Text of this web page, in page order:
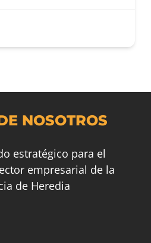
NOSOTROS
estratégico para el
empresarial de la
de Heredia